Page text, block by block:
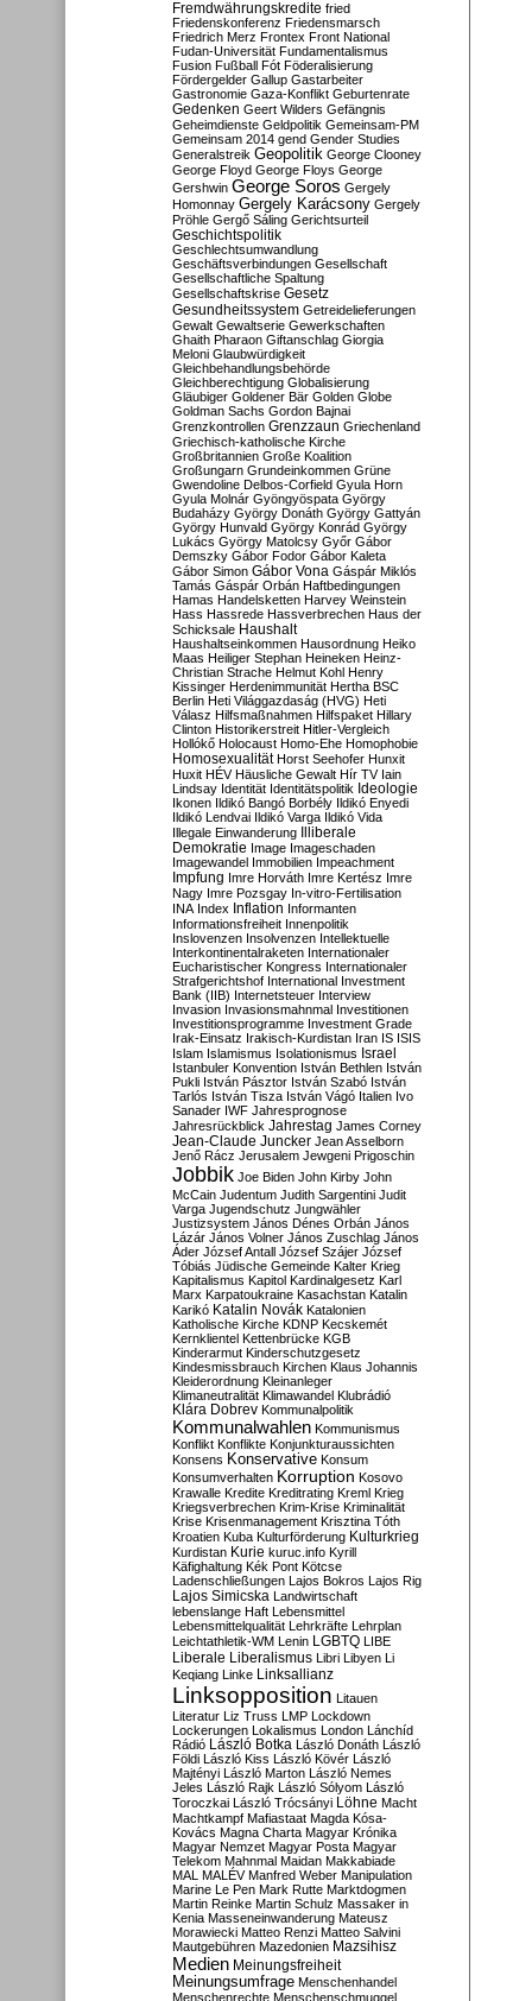
Fremdwährungskredite fried
Friedenskonferenz Friedensmarsch
Friedrich Merz Frontex Front National
Fudan-Universität Fundamentalismus
Fusion Fußball Fót Föderalisierung
Fördergelder Gallup Gastarbeiter
Gastronomie Gaza-Konflikt Geburtenrate
Gedenken Geert Wilders Gefängnis
Geheimdienste Geldpolitik Gemeinsam-PM
Gemeinsam 2014 gend Gender Studies
Generalstreik Geopolitik George Clooney
George Floyd George Floys George
Gershwin George Soros Gergely
Homonnay Gergely Karácsony Gergely
Pröhle Gergő Sáling Gerichtsurteil
Geschichtspolitik
Geschlechtsumwandlung
Geschäftsverbindungen Gesellschaft
Gesellschaftliche Spaltung
Gesellschaftskrise Gesetz
Gesundheitssystem Getreidelieferungen
Gewalt Gewaltserie Gewerkschaften
Ghaith Pharaon Giftanschlag Giorgia
Meloni Glaubwürdigkeit
Gleichbehandlungsbehörde
Gleichberechtigung Globalisierung
Gläubiger Goldener Bär Golden Globe
Goldman Sachs Gordon Bajnai
Grenzkontrollen Grenzzaun Griechenland
Griechisch-katholische Kirche
Großbritannien Große Koalition
Großungarn Grundeinkommen Grüne
Gwendoline Delbos-Corfield Gyula Horn
Gyula Molnár Gyöngyöspata György
Budaházy György Donáth György Gattyán
György Hunvald György Konrád György
Lukács György Matolcsy Győr Gábor
Demszky Gábor Fodor Gábor Kaleta
Gábor Simon Gábor Vona Gáspár Miklós
Tamás Gáspár Orbán Haftbedingungen
Hamas Handelsketten Harvey Weinstein
Hass Hassrede Hassverbrechen Haus der
Schicksale Haushalt
Haushaltseinkommen Hausordnung Heiko
Maas Heiliger Stephan Heineken Heinz-
Christian Strache Helmut Kohl Henry
Kissinger Herdenimmunität Hertha BSC
Berlin Heti Világgazdaság (HVG) Heti
Válasz Hilfsmaßnahmen Hilfspaket Hillary
Clinton Historikerstreit Hitler-Vergleich
Hollókő Holocaust Homo-Ehe Homophobie
Homosexualität Horst Seehofer Hunxit
Huxit HÉV Häusliche Gewalt Hír TV Iain
Lindsay Identität Identitätspolitik Ideologie
Ikonen Ildikó Bangó Borbély Ildikó Enyedi
Ildikó Lendvai Ildikó Varga Ildikó Vida
Illegale Einwanderung Illiberale
Demokratie Image Imageschaden
Imagewandel Immobilien Impeachment
Impfung Imre Horváth Imre Kertész Imre
Nagy Imre Pozsgay In-vitro-Fertilisation
INA Index Inflation Informanten
Informationsfreiheit Innenpolitik
Inslovenzen Insolvenzen Intellektuelle
Interkontinentalraketen Internationaler
Eucharistischer Kongress Internationaler
Strafgerichtshof International Investment
Bank (IIB) Internetsteuer Interview
Invasion Invasionsmahnmal Investitionen
Investitionsprogramme Investment Grade
Irak-Einsatz Irakisch-Kurdistan Iran IS ISIS
Islam Islamismus Isolationismus Israel
Istanbuler Konvention István Bethlen István
Pukli István Pásztor István Szabó István
Tarlós István Tisza István Vágó Italien Ivo
Sanader IWF Jahresprognose
Jahresrückblick Jahrestag James Corney
Jean-Claude Juncker Jean Asselborn
Jenő Rácz Jerusalem Jewgeni Prigoschin
Jobbik Joe Biden John Kirby John
McCain Judentum Judith Sargentini Judit
Varga Jugendschutz Jungwähler
Justizsystem János Dénes Orbán János
Lázár János Volner János Zuschlag János
Áder József Antall József Szájer József
Tóbiás Jüdische Gemeinde Kalter Krieg
Kapitalismus Kapitol Kardinalgesetz Karl
Marx Karpatoukraine Kasachstan Katalin
Karikó Katalin Novák Katalonien
Katholische Kirche KDNP Kecskemét
Kernklientel Kettenbrücke KGB
Kinderarmut Kinderschutzgesetz
Kindesmissbrauch Kirchen Klaus Johannis
Kleiderordnung Kleinanleger
Klimaneutralität Klimawandel Klubrádió
Klára Dobrev Kommunalpolitik
Kommunalwahlen Kommunismus
Konflikt Konflikte Konjunkturaussichten
Konsens Konservative Konsum
Konsumverhalten Korruption Kosovo
Krawalle Kredite Kreditrating Kreml Krieg
Kriegsverbrechen Krim-Krise Kriminalität
Krise Krisenmanagement Krisztina Tóth
Kroatien Kuba Kulturförderung Kulturkrieg
Kurdistan Kurie kuruc.info Kyrill
Käfighaltung Kék Pont Kötcse
Ladenschließungen Lajos Bokros Lajos Rig
Lajos Simicska Landwirtschaft
lebenslange Haft Lebensmittel
Lebensmittelqualität Lehrkräfte Lehrplan
Leichtathletik-WM Lenin LGBTQ LIBE
Liberale Liberalismus Libri Libyen Li
Keqiang Linke Linksallianz
Linksopposition Litauen
Literatur Liz Truss LMP Lockdown
Lockerungen Lokalismus London Lánchíd
Rádió
László Botka László Donáth László
Földi László Kiss László Kövér László
Majtényi László Marton László Nemes
Jeles László Rajk László Sólyom László
Toroczkai László Trócsányi Löhne Macht
Machtkampf Mafiastaat Magda Kósa-
Kovács Magna Charta Magyar Krónika
Magyar Nemzet Magyar Posta Magyar
Telekom Mahnmal Maidan Makkabiade
MAL MALÉV Manfred Weber Manipulation
Marine Le Pen Mark Rutte Marktdogmen
Martin Reinke Martin Schulz Massaker in
Kenia Masseneinwanderung Mateusz
Morawiecki Matteo Renzi Matteo Salvini
Mautgebühren Mazedonien Mazsihisz
Medien Meinungsfreiheit
Meinungsumfrage Menschenhandel
Menschenrechte Menschenschmuggel